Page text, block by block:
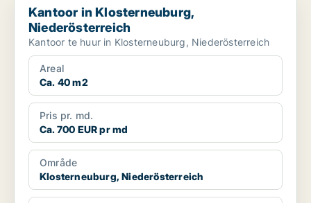
Kantoor in Klosterneuburg,
Niederösterreich
Kantoor te huur in Klosterneuburg, Niederösterreich
Areal
Ca. 40 m2
Pris pr. md.
Ca. 700 EUR pr md
Område
Klosterneuburg, Niederösterreich